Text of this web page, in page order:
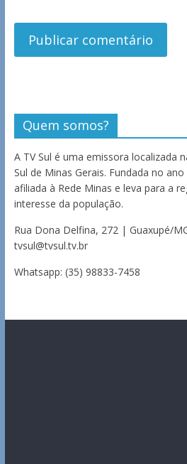
Quem somos?
A TV Sul é uma emissora localizada
Sul de Minas Gerais. Fundada no
afiliada à Rede Minas e leva para a
interesse da população.
Rua Dona Delfina, 272 | Guaxupé/
tvsul@tvsul.tv.br
Whatsapp: (35) 98833-7458